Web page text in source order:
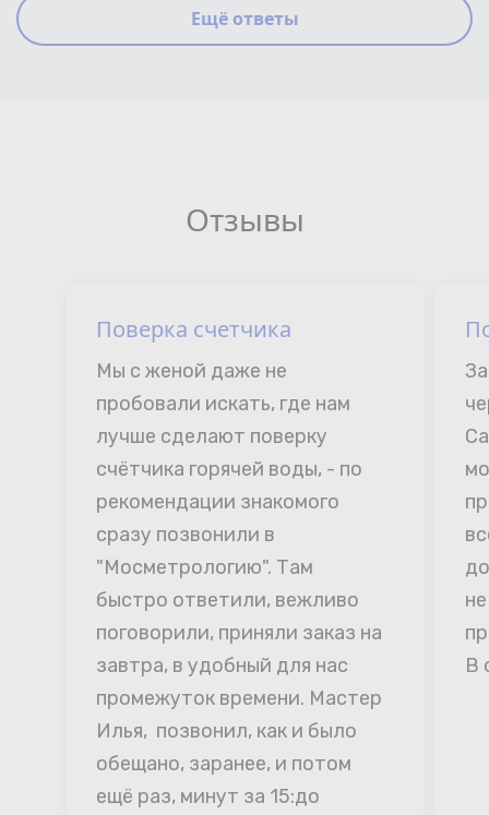
Ещё ответы
Отзывы
Поверка счетчика
Мы с женой даже не
пробовали искать, где нам
лучше сделают поверку
счётчика горячей воды, - по
рекомендации знакомого
сразу позвонили в
"Мосметрологию". Там
быстро ответили, вежливо
поговорили, приняли заказ на
завтра, в удобный для нас
промежуток времени. Мастер
Илья,  позвонил, как и было
обещано, заранее, и потом
ещё раз, минут за 15:до
В